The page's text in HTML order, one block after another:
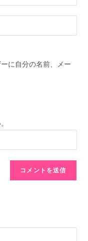
に自分の名前、メー